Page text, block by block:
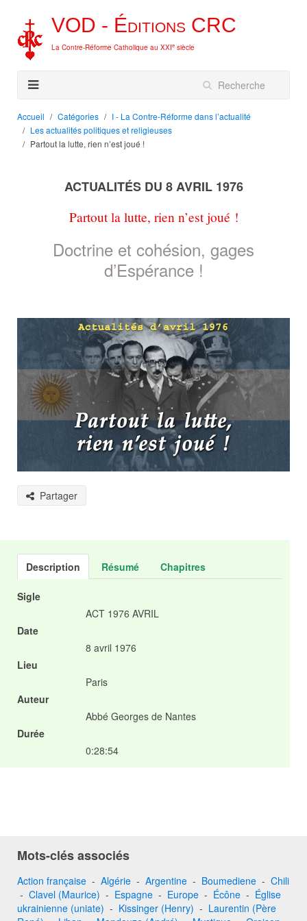
VOD - Éditions CRC
La Contre-Réforme Catholique au XXIe siècle
Accueil Catégories
I - La Contre-Réforme dans l’actualité
Les actualités politiques et religieuses
Partout la lutte, rien n’est joué !
ACTUALITÉS DU 8 AVRIL 1976
Partout la lutte, rien n’est joué !
Doctrine et cohésion, gages
d’Espérance !
Partager
Description Résumé Chapitres
Sigle
ACT 1976 AVRIL
Date
8 avril 1976
Lieu
Paris
Auteur
Abbé Georges de Nantes
Durée
0:28:54
Mots-clés associés
Action française - Algérie - Argentine - Boumediene - Chili
- Clavel (Maurice) - Espagne - Europe - Écône - Église
ukrainienne (uniate) - Kissinger (Henry) - Laurentin (Père